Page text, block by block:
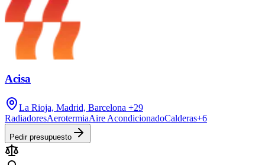
Acisa
La Rioja, Madrid, Barcelona +29
RadiadoresAerotermiaAire AcondicionadoCalderas+6
Pedir presupuesto